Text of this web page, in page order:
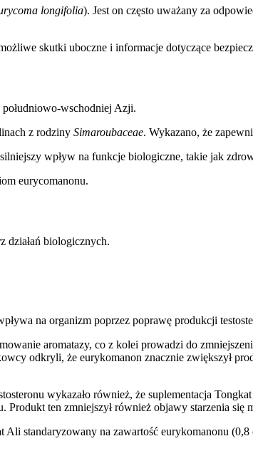
longifolia). Jest on często uważany za
skutki uboczne i informacje dotyczące
wschodniej Azji.
z rodziny Simaroubaceae. Wykazano, że
wpływ na funkcje biologiczne, takie jak
eurycomanonu.
działań biologicznych.
na organizm poprzez poprawę produkcji
aromatazy, co z kolei prowadzi do
odkryli, że eurykomanon znacznie zwiększył
wykazało również, że suplementacja
ten zmniejszył również objawy starzenia
Ali standaryzowany na zawartość eurykomanonu